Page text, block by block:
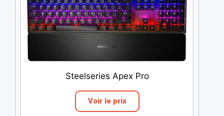
Steelseries Apex Pro
Voir le prix